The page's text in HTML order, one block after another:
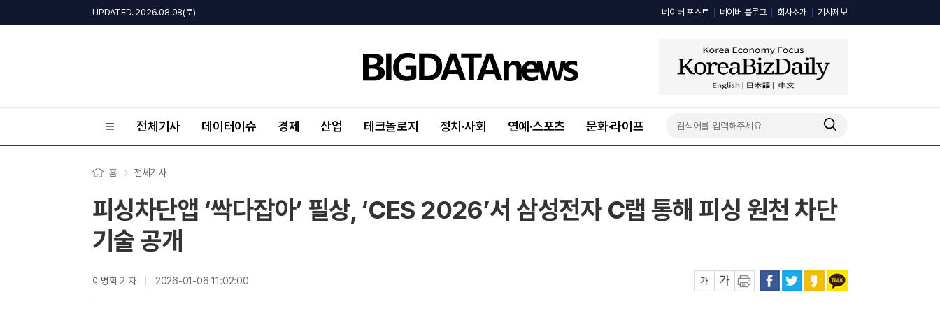
UPDATED. 2026.08.08(토) 네이버 포스트 네이버 블로그 회사소개 기사제보
전체기사 데이터이슈 경제 산업 테크놀로지 정치·사회 연예·스포츠 문화·라이프
홈 전체기사
피싱차단앱 ‘싹다잡아’ 필상, ‘CES 2026’서 삼성전자 C랩 통해 피싱 원천 차단
기술 공개
이병학 기자 2026-01-06 11:02:00